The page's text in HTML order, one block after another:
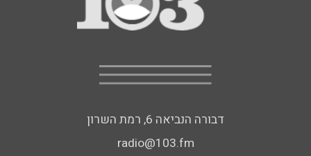
דבורה הנביאה 6, רמת השרון
radio@103.fm